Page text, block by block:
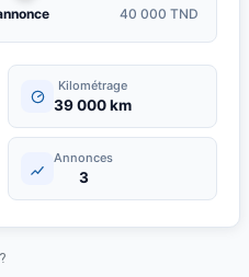
40 000 TND
Kilométrage
39 000 km
Annonces
3